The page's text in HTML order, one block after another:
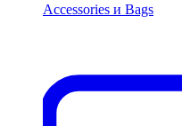
Accessories и Bags